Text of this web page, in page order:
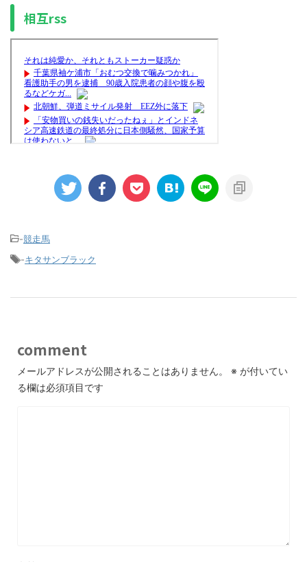
相互rss
-競走馬
-キタサンブラック
comment
メールアドレスが公開されることはありません。 ※ が付いてい
る欄は必須項目です